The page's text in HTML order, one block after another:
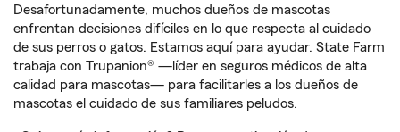
Desafortunadamente, muchos dueños de mascotas
enfrentan decisiones difíciles en lo que respecta al cuidado
de sus perros o gatos. Estamos aquí para ayudar. State Farm
trabaja con Trupanion® —líder en seguros médicos de alta
calidad para mascotas— para facilitarles a los dueños de
mascotas el cuidado de sus familiares peludos.